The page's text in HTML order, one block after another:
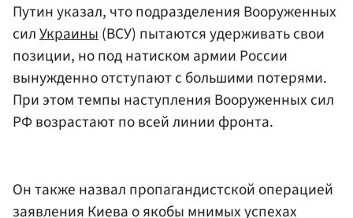
Путин указал, что подразделения Вооруженных
силУкраины(ВСУ) пытаются удерживать свои
позиции, но под натиском армии России
вынужденно отступают с большими потерями.
При этом темпы наступления Вооруженных сил
РФ возрастают по всей линии фронта.
Он также назвал пропагандистской операцией
заявления Киева о якобы мнимых успехах